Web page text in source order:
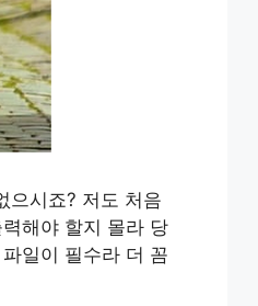
으시죠? 저도 처음
해야 할지 몰라 당
파일이 필수라 더 꼼